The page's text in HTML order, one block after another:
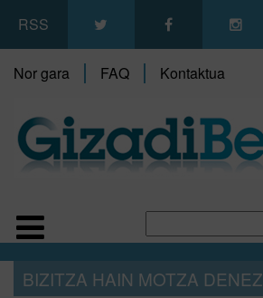
RSS
Nor gara FAQ Kontaktua
BIZITZA HAIN MOTZA DENEZ